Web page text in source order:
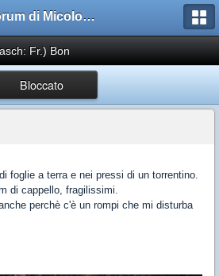
Forum di Micologia AMB Gruppo di Muggia e del Carso
Fr.) Bon
Bloccato
foglie a terra e nei pressi di un torrentino.
di cappello, fragilissimi.
perchè c'è un rompi che mi disturba